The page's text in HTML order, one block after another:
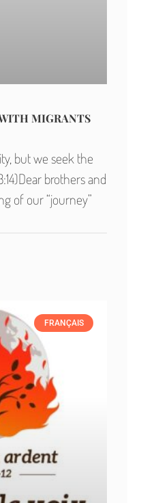
MIGRANTS
but we seek the
brothers and
of our “journey”
FRANÇAIS